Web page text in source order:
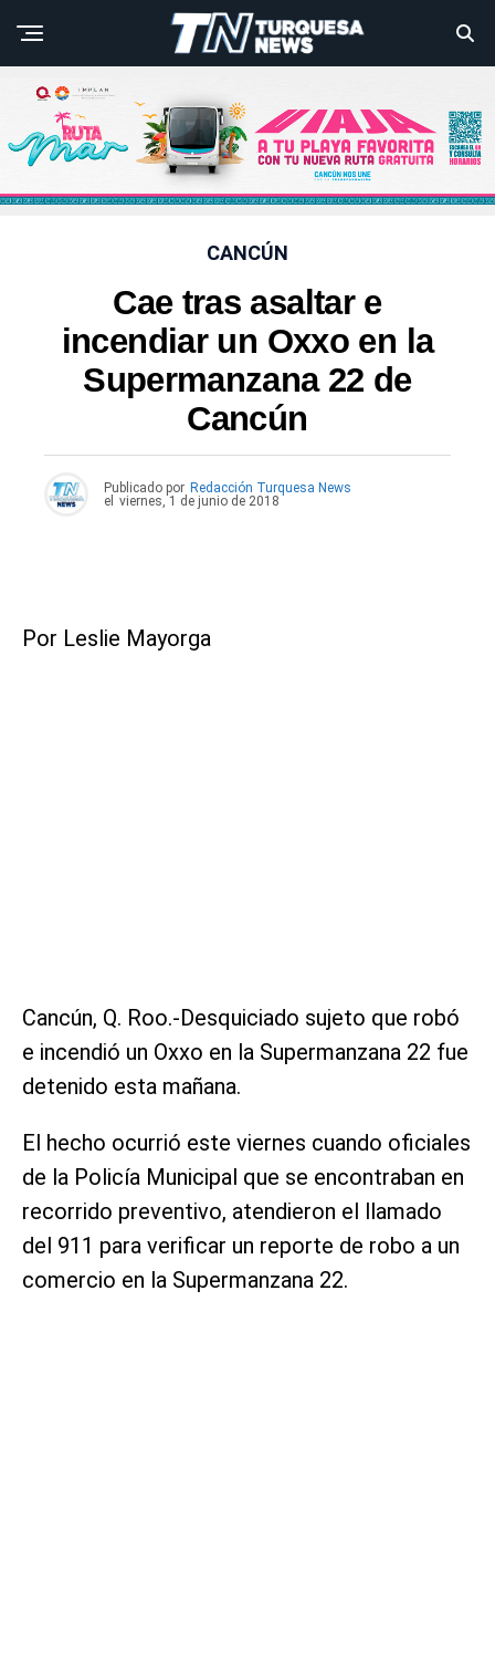
CANCÚN
Cae tras asaltar e
incendiar un Oxxo en la
Supermanzana 22 de
Cancún
Publicado por Redacción Turquesa News
el viernes, 1 de junio de 2018
Por Leslie Mayorga
Cancún, Q. Roo.-Desquiciado sujeto que robó
e incendió un Oxxo en la Supermanzana 22 fue
detenido esta mañana.
El hecho ocurrió este viernes cuando oficiales
de la Policía Municipal que se encontraban en
recorrido preventivo, atendieron el llamado
del 911 para verificar un reporte de robo a un
comercio en la Supermanzana 22.